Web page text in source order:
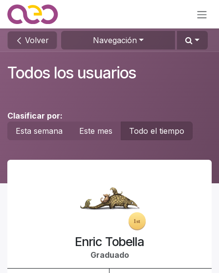
Ir al contenido
Volver Navegación
Todos los usuarios
Clasificar por:
Esta semana
Este mes Todo el tiempo
Enric Tobella
Graduado